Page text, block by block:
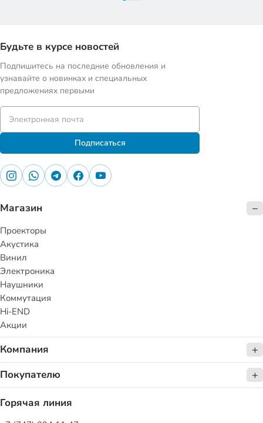
Будьте в курсе новостей
Подпишитесь на последние обновления и
узнавайте о новинках и специальных
предложениях первыми
Подписаться
Магазин
Проекторы
Акустика
Винил
Электроника
Наушники
Коммутация
Hi-END
Акции
Компания
Покупателю
Горячая линия